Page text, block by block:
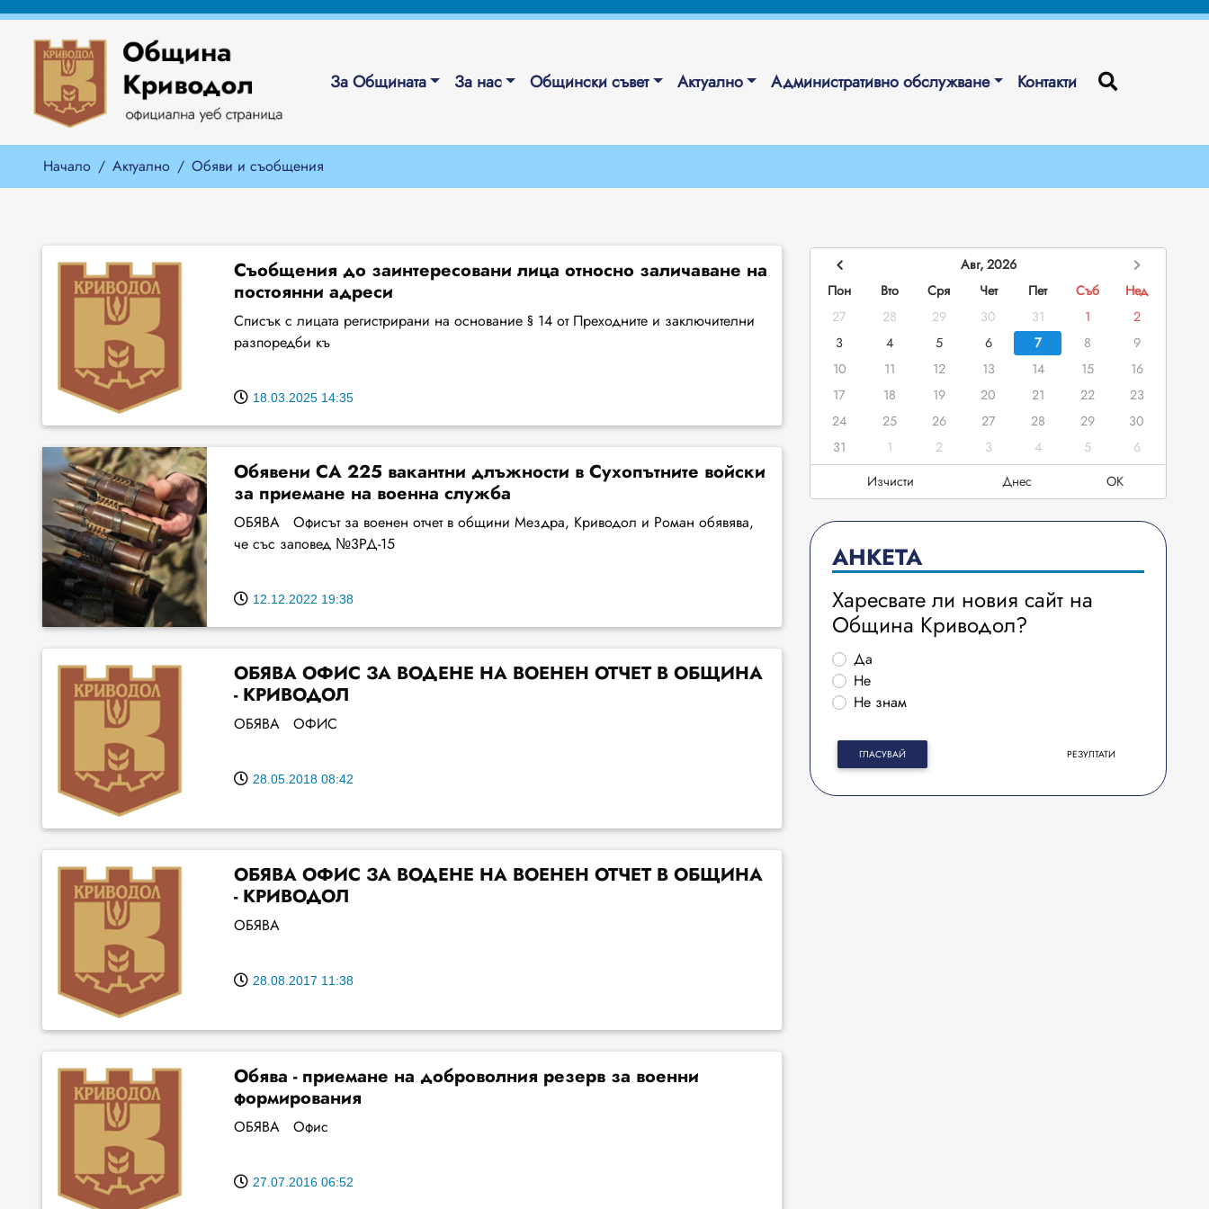
За Общината За нас Общински съвет Актуално Административно обслужване Контакти
Начало Актуално Обяви и съобщения
Съобщения до заинтересовани лица относно заличаване на
постоянни адреси
Списък с лицата регистрирани на основание § 14 от Преходните и заключителни
разпоредби къ
18.03.2025 14:35
Обявени СА 225 вакантни длъжности в Сухопътните войски
за приемане на военна служба
ОБЯВА Офисът за военен отчет в общини Мездра, Криводол и Роман обявява,
че със заповед №3РД-15
12.12.2022 19:38
ОБЯВА ОФИС ЗА ВОДЕНЕ НА ВОЕНЕН ОТЧЕТ В ОБЩИНА
- КРИВОДОЛ
ОБЯВА ОФИС
28.05.2018 08:42
ОБЯВА ОФИС ЗА ВОДЕНЕ НА ВОЕНЕН ОТЧЕТ В ОБЩИНА
- КРИВОДОЛ
ОБЯВА
28.08.2017 11:38
Обява - приемане на доброволния резерв за военни
формирования
ОБЯВА Офис
27.07.2016 06:52
Авг, 2026
Пон
Вто Сря Чет Пет Съб
Нед
27
28 29 30 31 1
2
3
4 5 6 7 8
9
10
11 12 13 14 15
16
17
18 19 20 21 22
23
24
25 26 27 28 29
30
31
1 2 3 4 5
6
Изчисти
Днес OK
АНКЕТА
Харесвате ли новия сайт на
Община Криводол?
Да
Не
Не знам
ГЛАСУВАЙ РЕЗУЛТАТИ